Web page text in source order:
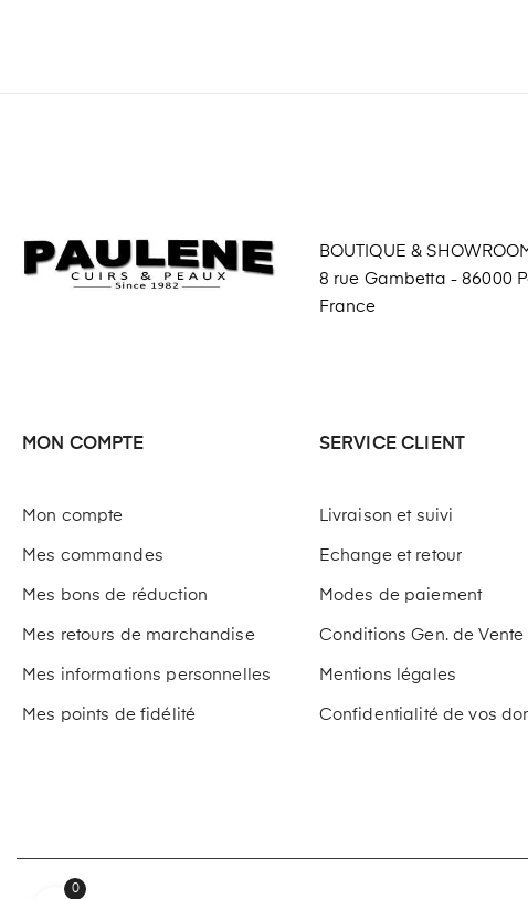
BOUTIQUE &
8 rue Gambetta - 86000
France
MON COMPTE
Mon compte
Mes commandes
Mes bons de réduction
Mes retours de marchandise
Mes informations personnelles
Mes points de fidélité
SERVICE CLIENT
Livraison et suivi
Echange et retour
Modes de paiement
Conditions Gen. de Vente
Mentions légales
Confidentialité de vos
0